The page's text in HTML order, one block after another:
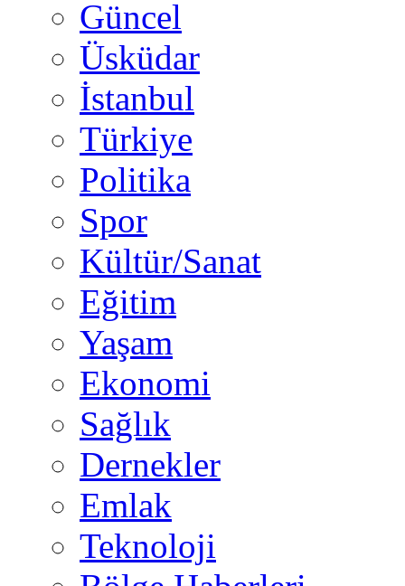
Güncel
Üsküdar
İstanbul
Türkiye
Politika
Spor
Kültür/Sanat
Eğitim
Yaşam
Ekonomi
Sağlık
Dernekler
Emlak
Teknoloji